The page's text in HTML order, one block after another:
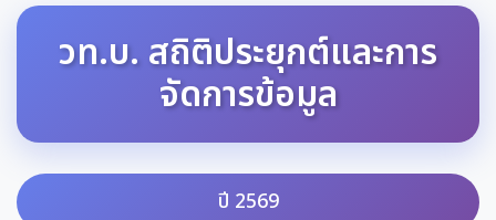
วท.บ. สถิติประยุกต์และการ
จัดการข้อมูล
ปี 2569